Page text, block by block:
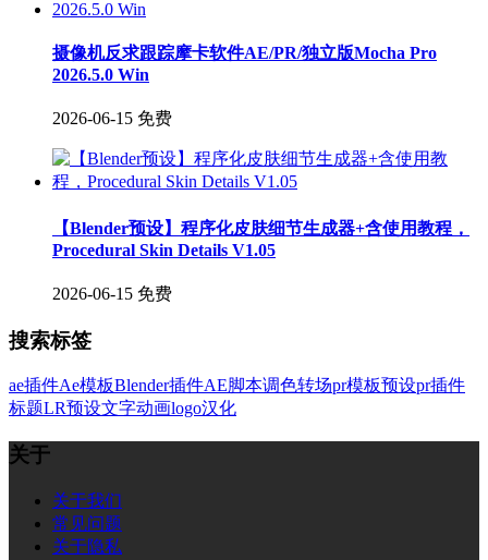
摄像机反求跟踪摩卡软件AE/PR/独立版Mocha Pro
2026.5.0 Win
2026-06-15 免费
【Blender预设】程序化皮肤细节生成器+含使用教程，
Procedural Skin Details V1.05
2026-06-15 免费
搜索标签
ae插件Ae模板Blender插件AE脚本调色转场pr模板预设pr插件
标题LR预设文字动画logo汉化
关于
关于我们
常见问题
关于隐私